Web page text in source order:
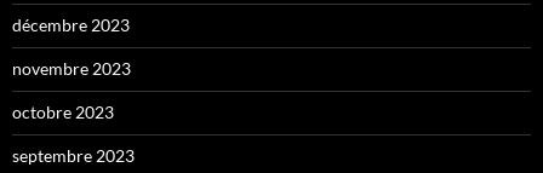
décembre 2023
novembre 2023
octobre 2023
septembre 2023